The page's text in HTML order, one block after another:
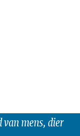
mens, dier